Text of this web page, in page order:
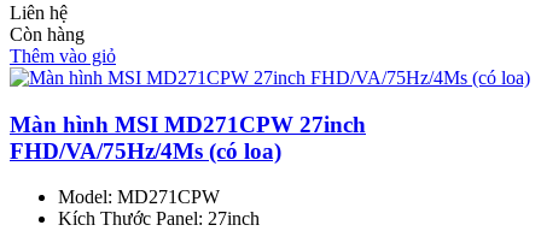
Liên hệ
Còn hàng
Thêm vào giỏ
Màn hình MSI MD271CPW 27inch
FHD/VA/75Hz/4Ms (có loa)
Model: MD271CPW
Kích Thước Panel: 27inch